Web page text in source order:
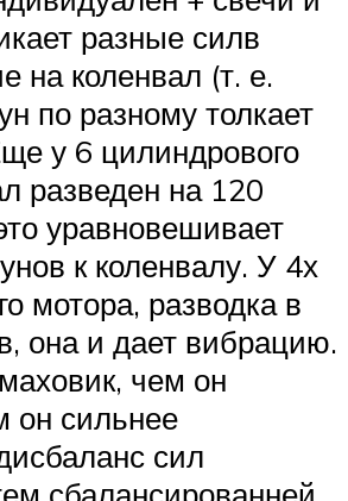
разные силв
на коленвал (т. е.
по разному толкает
у 6 цилиндрового
разведен на 120
уравновешивает
к коленвалу. У 4х
мотора, разводка в
она и дает вибрацию.
чем он
он сильнее
сил